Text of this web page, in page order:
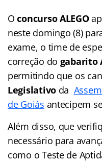
Oconcurso ALEGO
neste domingo (8)
exame, o time de
correção do gabarito
permitindo que os
Legislativo da
de Goiás antecipem
Além disso, que
necessário para
como o Teste de